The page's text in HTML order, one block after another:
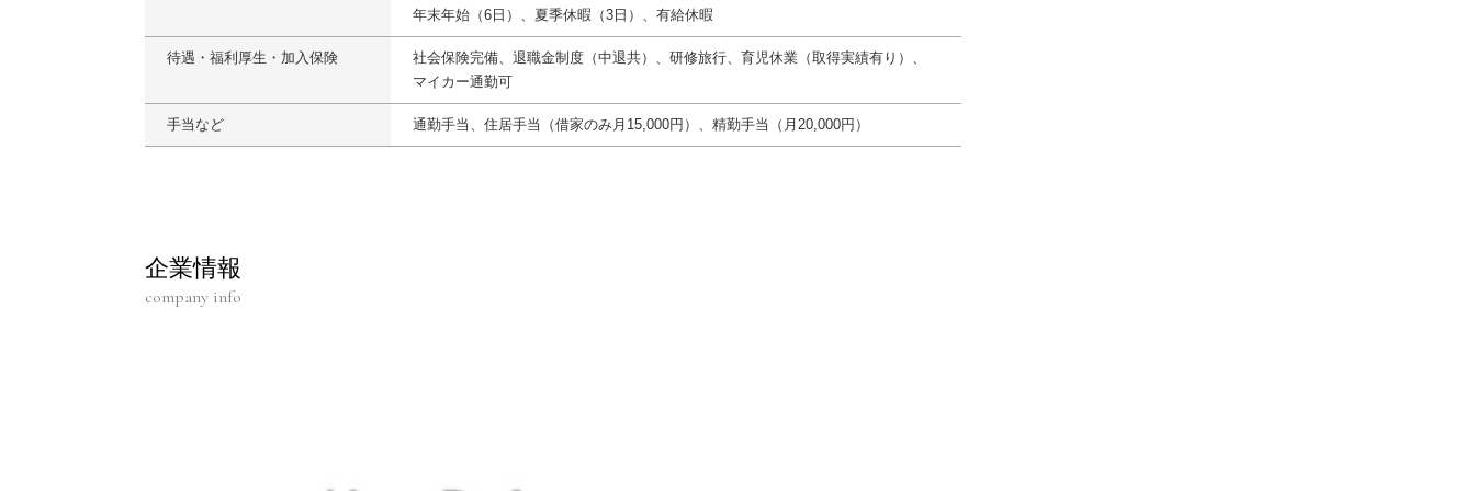
年末年始（6日）、夏季休暇（3日）、有給休暇
待遇・福利厚生・加入保険
社会保険完備、退職金制度（中退共）、研修旅行、育児休業（取得実績有り）、
マイカー通勤可
手当など 通勤手当、住居手当（借家のみ月15,000円）、精勤手当（月20,000円）
企業情報
company info